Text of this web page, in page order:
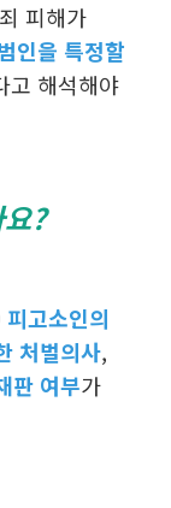
피해가
인을 특정할
고 해석해야
?
피고소인의
처벌의사,
판 여부가